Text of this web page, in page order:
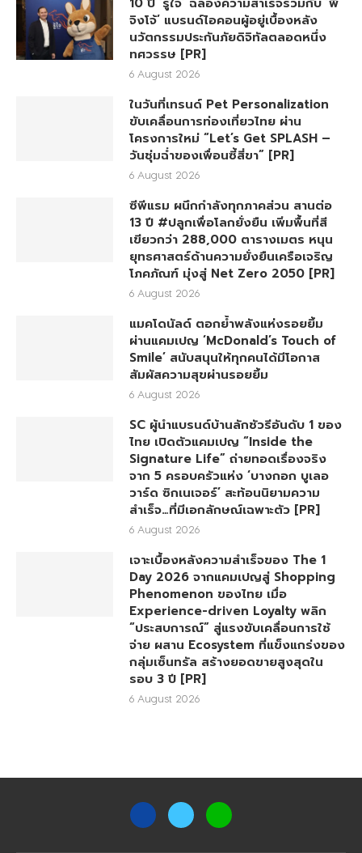
จิงโจ้’ แบรนด์ไอคอนผู้อยู่เบื้องหลัง
นวัตกรรมประกันภัยดิจิทัลตลอดหนึ่ง
ทศวรรษ [PR]
6 August 2026
ในวันที่เทรนด์ Pet Personalization
ขับเคลื่อนการท่องเที่ยวไทย ผ่าน
โครงการใหม่ “Let’s Get SPLASH –
วันชุ่มฉ่ำของเพื่อนซี้สี่ขา” [PR]
6 August 2026
ซีพีแรม ผนึกกำลังทุกภาคส่วน สานต่อ
13 ปี #ปลูกเพื่อโลกยั่งยืน เพิ่มพื้นที่สี
เขียวกว่า 288,000 ตารางเมตร หนุน
ยุทธศาสตร์ด้านความยั่งยืนเครือเจริญ
โภคภัณฑ์ มุ่งสู่ Net Zero 2050 [PR]
6 August 2026
แมคโดนัลด์ ตอกย้ำพลังแห่งรอยยิ้ม
ผ่านแคมเปญ ‘McDonald’s Touch of
Smile’ สนับสนุนให้ทุกคนได้มีโอกาส
สัมผัสความสุขผ่านรอยยิ้ม
6 August 2026
SC ผู้นำแบรนด์บ้านลักชัวรีอันดับ 1 ของ
ไทย เปิดตัวแคมเปญ “Inside the
Signature Life” ถ่ายทอดเรื่องจริง
จาก 5 ครอบครัวแห่ง ‘บางกอก บูเลอ
วาร์ด ซิกเนเจอร์’ สะท้อนนิยามความ
สำเร็จ…ที่มีเอกลักษณ์เฉพาะตัว [PR]
6 August 2026
เจาะเบื้องหลังความสำเร็จของ The 1
Day 2026 จากแคมเปญสู่ Shopping
Phenomenon ของไทย เมื่อ
Experience-driven Loyalty พลิก
“ประสบการณ์” สู่แรงขับเคลื่อนการใช้
จ่าย ผสาน Ecosystem ที่แข็งแกร่งของ
กลุ่มเซ็นทรัล สร้างยอดขายสูงสุดใน
รอบ 3 ปี [PR]
6 August 2026